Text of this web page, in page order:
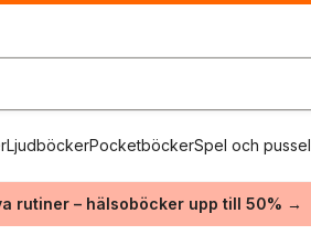
LjudböckerPocketböckerSpel och pussel
rutiner – hälsoböcker upp till 50% →